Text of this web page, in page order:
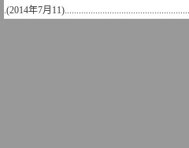
.(2014年7月